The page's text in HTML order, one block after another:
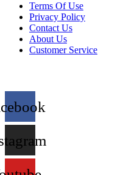
Terms Of Use
Privacy Policy
Contact Us
About Us
Customer Service